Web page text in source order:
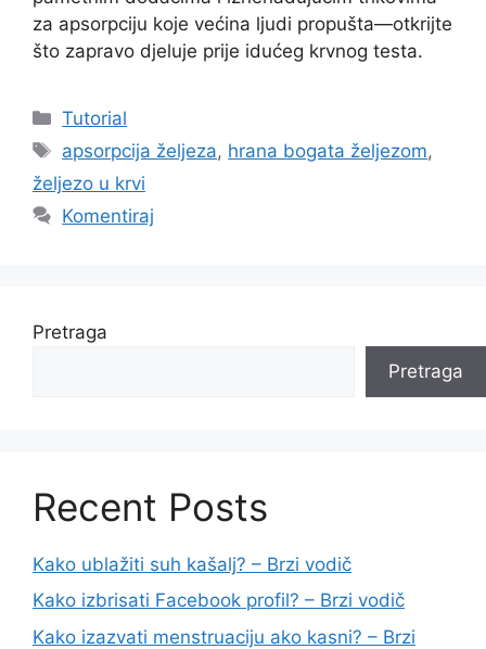
za apsorpciju koje većina ljudi propušta—otkrijte
što zapravo djeluje prije idućeg krvnog testa.
Kategorije
Tutorial
Oznake
apsorpcija željeza, hrana bogata željezom,
željezo u krvi
Komentiraj
Pretraga
Pretraga
Recent Posts
Kako ublažiti suh kašalj? – Brzi vodič
Kako izbrisati Facebook profil? – Brzi vodič
Kako izazvati menstruaciju ako kasni? – Brzi